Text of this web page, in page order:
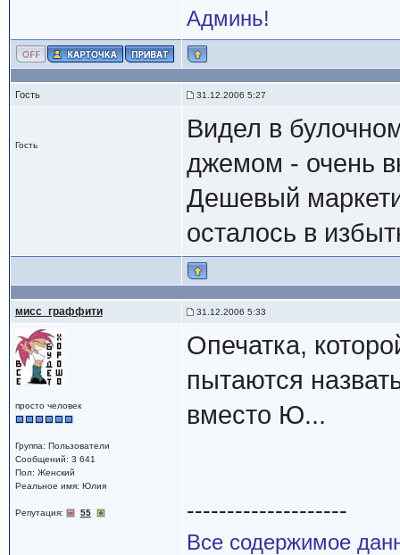
Админь!
Гость 31.12.2006 5:27
Гость
Видел в
джемом - очень
Дешевый
осталось в
мисс_граффити 31.12.2006 5:33
просто человек
Группа: Пользователи
Сообщений: 3 641
Пол: Женский
Реальное имя: Юлия
Репутация: 55
Опечатка,
пытаются
вместо Ю...
--------------------
Все содержимое